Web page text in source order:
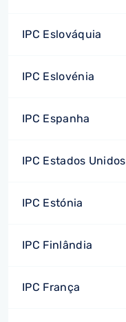
IPC Eslováquia
IPC Eslovénia
IPC Espanha
IPC Estados Unidos
IPC Estónia
IPC Finlândia
IPC França